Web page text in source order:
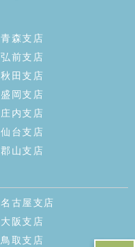
青森支店
弘前支店
秋田支店
盛岡支店
庄内支店
仙台支店
郡山支店
名古屋支店
大阪支店
鳥取支店